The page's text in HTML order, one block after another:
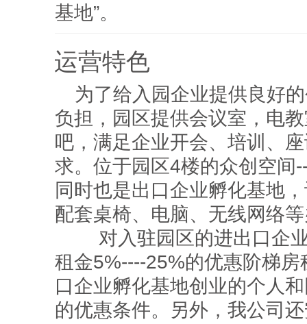
基地”。
运营特色
为了给入园企业提供良好
负担，园区提供会议室，电
吧，满足企业开会、培训、
求。位于园区4楼的众创空间
同时也是出口企业孵化基地
配套桌椅、电脑、无线网络
对入驻园区的进出口企业
租金5%----25%的优惠阶梯
口企业孵化基地创业的个人
的优惠条件。另外，我公司